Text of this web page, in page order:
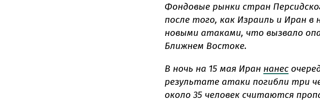
Фондовые рынки стран
после того, как Израиль и Иран в
новыми атаками, что вызвало
Ближнем Востоке.
В ночь на 15 мая Иран нанес
результате атаки погибли три
около 35 человек считаются